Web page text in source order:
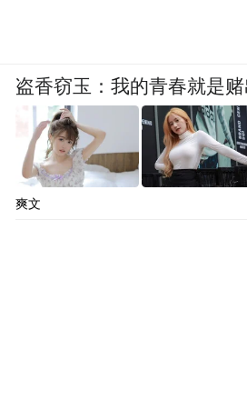
盗香窃玉：我的青春就是
爽文